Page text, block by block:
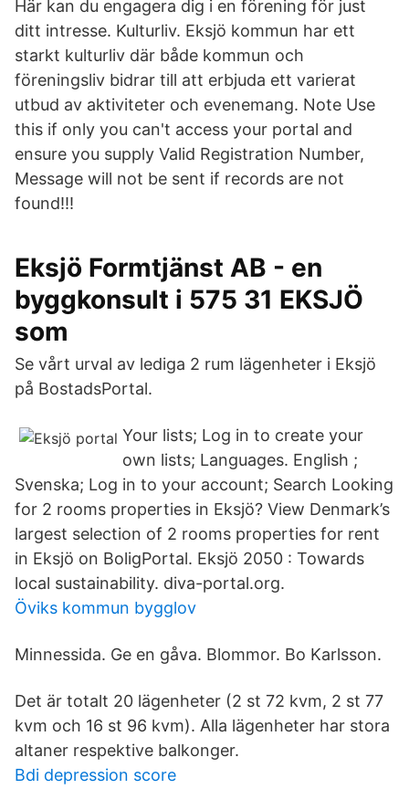
Här kan du engagera dig i en förening för just
ditt intresse. Kulturliv. Eksjö kommun har ett
starkt kulturliv där både kommun och
föreningsliv bidrar till att erbjuda ett varierat
utbud av aktiviteter och evenemang. Note Use
this if only you can't access your portal and
ensure you supply Valid Registration Number,
Message will not be sent if records are not
found!!!
Eksjö Formtjänst AB - en
byggkonsult i 575 31 EKSJÖ
som
Se vårt urval av lediga 2 rum lägenheter i Eksjö
på BostadsPortal.
Your lists; Log in to create your
own lists; Languages. English ;
Svenska; Log in to your account; Search Looking
for 2 rooms properties in Eksjö? View Denmark’s
largest selection of 2 rooms properties for rent
in Eksjö on BoligPortal. Eksjö 2050 : Towards
local sustainability. diva-portal.org.
Öviks kommun bygglov
Minnessida. Ge en gåva. Blommor. Bo Karlsson.
Det är totalt 20 lägenheter (2 st 72 kvm, 2 st 77
kvm och 16 st 96 kvm). Alla lägenheter har stora
altaner respektive balkonger.
Bdi depression score